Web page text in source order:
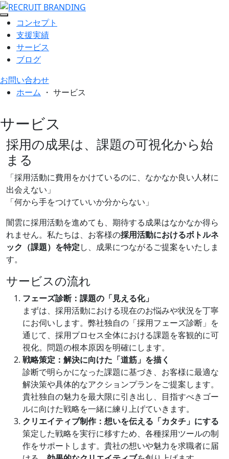
コンセプト
支援実績
サービス
ブログ
お問い合わせ
ホーム ・ サービス
サービス
採用の成果は、課題の可視化から始
まる
「採用活動に費用をかけているのに、なかなか良い人材に
出会えない」
「何から手をつけていいか分からない」
闇雲に採用活動を進めても、期待する成果はなかなか得ら
れません。私たちは、お客様の採用活動におけるボトルネ
ック（課題）を特定し、成果につながるご提案をいたしま
す。
サービスの流れ
フェーズ診断：課題の「見える化」
まずは、採用活動における現在のお悩みや状況を丁寧
にお伺いします。弊社独自の「採用フェーズ診断」を
通じて、採用プロセス全体における課題を客観的に可
視化。問題の根本原因を明確にします。
戦略策定：解決に向けた「道筋」を描く
診断で明らかになった課題に基づき、お客様に最適な
解決策や具体的なアクションプランをご提案します。
貴社独自の魅力を最大限に引き出し、目指すべきゴー
ルに向けた戦略を一緒に練り上げていきます。
クリエイティブ制作：想いを伝える「カタチ」にする
策定した戦略を実行に移すため、各種採用ツールの制
作をサポートします。貴社の想いや魅力を求職者に届